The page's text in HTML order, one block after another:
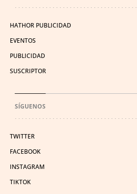
HATHOR PUBLICIDAD
EVENTOS
PUBLICIDAD
SUSCRIPTOR
SÍGUENOS
TWITTER
FACEBOOK
INSTAGRAM
TIKTOK